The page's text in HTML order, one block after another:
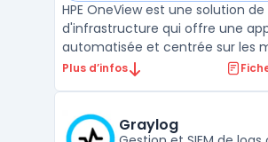
HPE OneView est une solution
d'infrastructure qui offre une
automatisée et centrée sur les
pour la gestion des ressources
efficacité et une flexibilité
Plus d’infos
Graylog